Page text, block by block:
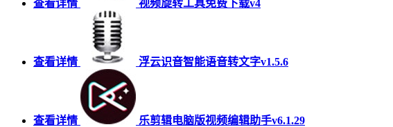
查看详情 视频旋转工具免费下载v4
查看详情 浮云识音智能语音转文字v1.5.6
查看详情 乐剪辑电脑版视频编辑助手v6.1.29